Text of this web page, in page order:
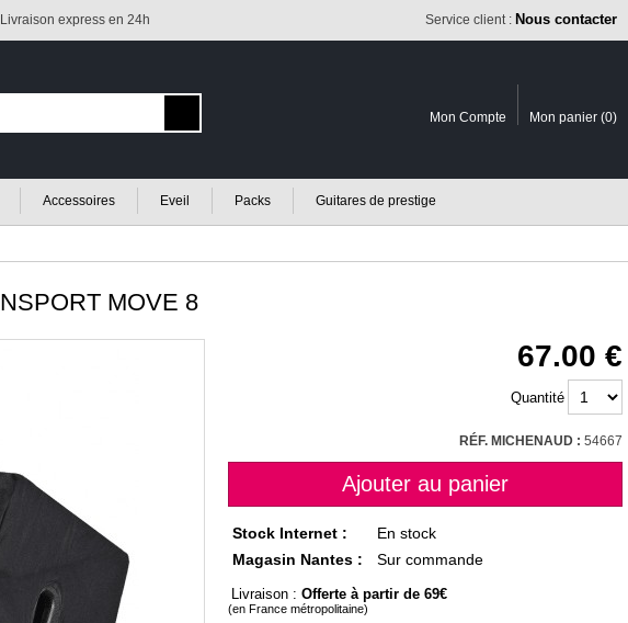
Livraison express en 24h Service client : Nous contacter
Mon Compte Mon panier (0)
Accessoires Eveil Packs Guitares de prestige
MOVE 8
67.00
Quantité
RÉF. MICHENAUD : 54667
Stock Internet :
En stock
Magasin Nantes :
Sur commande
Livraison : Offerte à partir de 69
(en France métropolitaine)